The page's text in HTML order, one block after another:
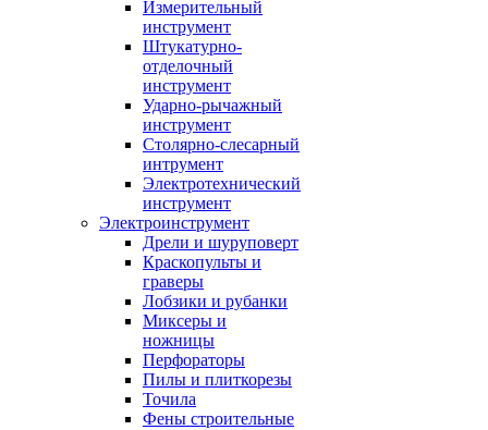
Измерительный
инструмент
Штукатурно-
отделочный
инструмент
Ударно-рычажный
инструмент
Столярно-слесарный
интрумент
Электротехнический
инструмент
Электроинструмент
Дрели и шуруповерт
Краскопульты и
граверы
Лобзики и рубанки
Миксеры и
ножницы
Перфораторы
Пилы и плиткорезы
Точила
Фены строительные